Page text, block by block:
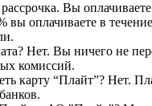
Вы
вы оплачиваете в
Нет. Вы ничего не
комиссий.
карту “Плайт”? Нет.